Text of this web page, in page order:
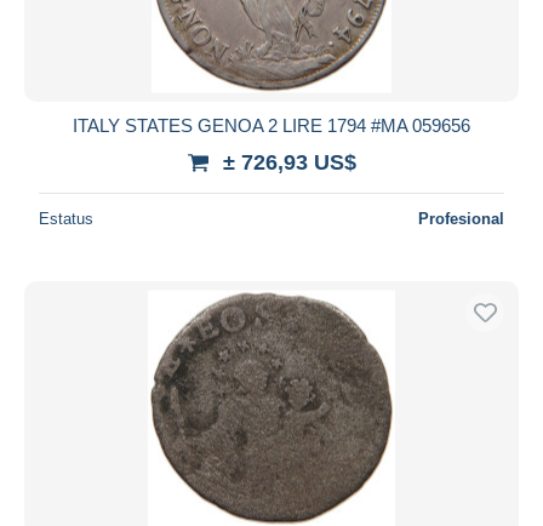
ITALY STATES GENOA 2 LIRE 1794 #MA 059656
± 726,93 US$
Estatus Profesional